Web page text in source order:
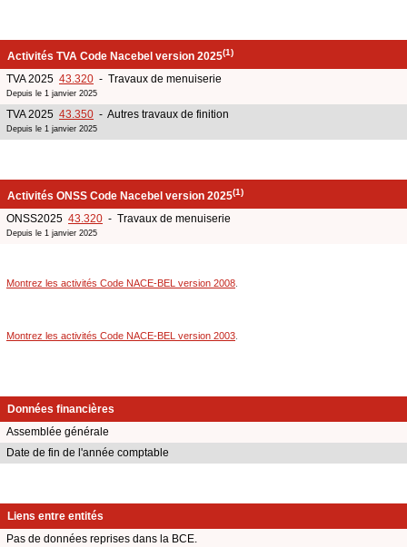
Activités TVA Code Nacebel version 2025(1)
TVA 2025 43.320 - Travaux de menuiserie
Depuis le 1 janvier 2025
TVA 2025 43.350 - Autres travaux de finition
Depuis le 1 janvier 2025
Activités ONSS Code Nacebel version 2025(1)
ONSS2025 43.320 - Travaux de menuiserie
Depuis le 1 janvier 2025
Montrez les activités Code NACE-BEL version 2008
Montrez les activités Code NACE-BEL version 2003
Données financières
Assemblée générale
Date de fin de l'année comptable
Liens entre entités
Pas de données reprises dans la BCE.